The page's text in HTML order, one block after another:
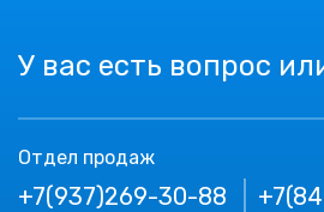
У вас есть вопрос
Отдел продаж
+7(937)269-30-88